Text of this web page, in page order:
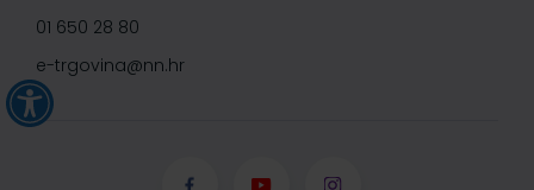
01 650 28 80
e-trgovina@nn.hr